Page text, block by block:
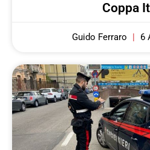
Coppa
Guido Ferraro 6